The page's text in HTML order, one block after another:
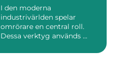
I den moderna
industrivärlden spelar
omrörare en central roll.
Dessa verktyg används ...